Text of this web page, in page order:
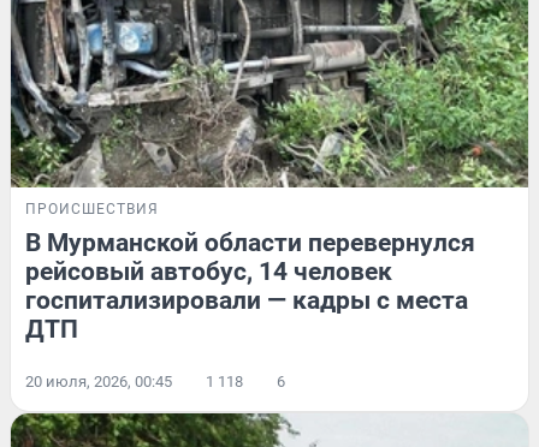
ПРОИСШЕСТВИЯ
В Мурманской области перевернулся
рейсовый автобус, 14 человек
госпитализировали — кадры с места
ДТП
20 июля, 2026, 00:45 1 118 6